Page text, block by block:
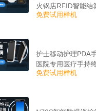
火锅店RFID智能结
免费试用样机
护士移动护理PDA
医院专用医疗手持
免费试用样机